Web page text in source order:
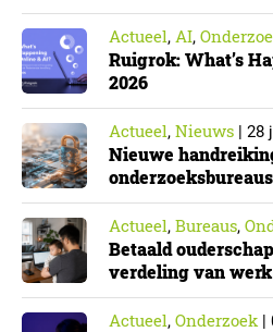
Actueel, AI,
Ruigrok: What’s
2026
Actueel, Nieuws | 28
Nieuwe
Actueel, Bureaus,
Betaald
verdeling van
Actueel, Onderzoek|